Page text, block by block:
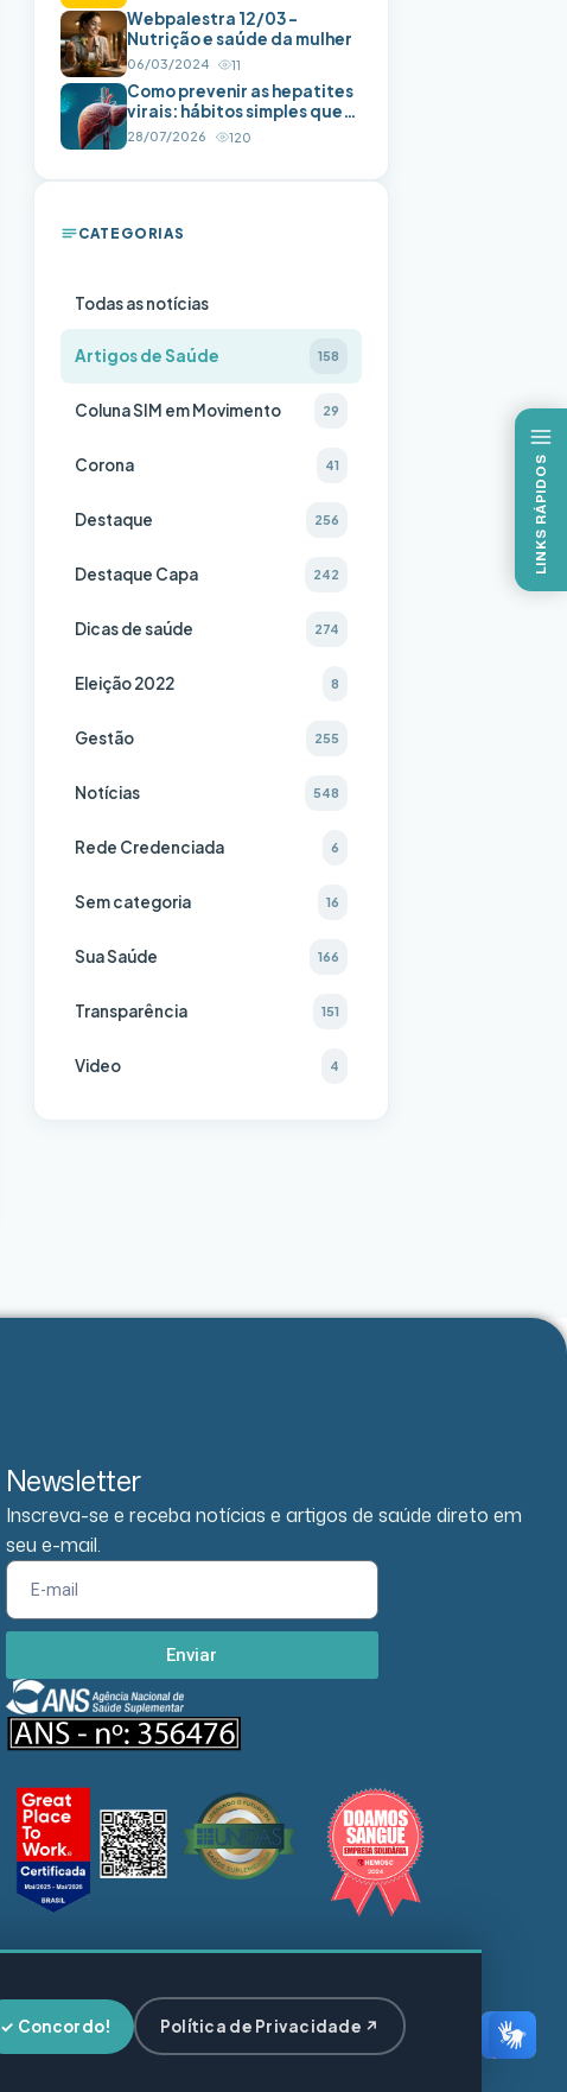
Webpalestra 12/03 –
Nutrição e saúde da mulher
06/03/2024 11
Como prevenir as hepatites
virais: hábitos simples que
ajudam a proteger a saúde
28/07/2026 120
CATEGORIAS
Todas as notícias
Artigos de Saúde 158
Coluna SIM em Movimento 29
Corona 41
Destaque 256
Destaque Capa 242
Dicas de saúde 274
Eleição 2022 8
Gestão 255
Notícias 548
Rede Credenciada 6
Sem categoria 16
Sua Saúde 166
Transparência 151
Video 4
Newsletter
Inscreva-se e receba notícias e artigos de saúde direto em
seu e-mail.
Enviar
✓ Concordo! Política de Privacidade ↗
LINKS RÁPIDOS